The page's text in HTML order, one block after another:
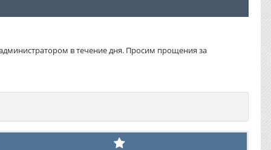
в течение дня. Просим прощения за